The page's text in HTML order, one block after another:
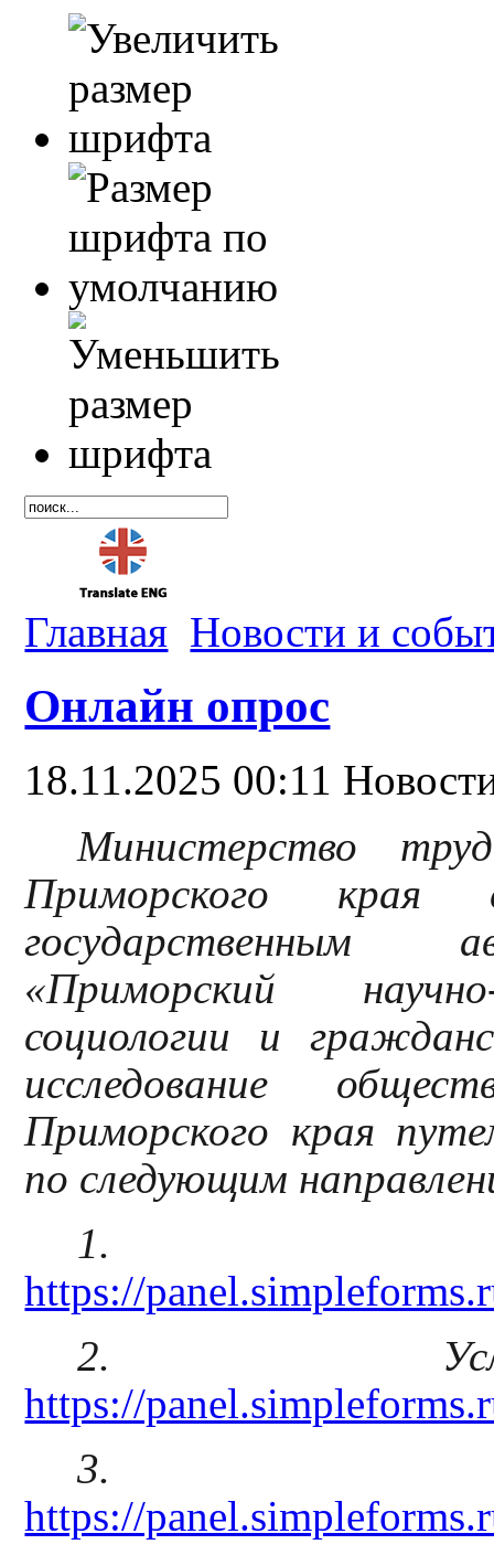
Главная Новости и
Онлайн опрос
18.11.2025 00:11
Министерство
Приморского
государственным
«Приморский
социологии и
исследование
Приморского края
по следующим
1.
https://
2.
https://
3.
https://